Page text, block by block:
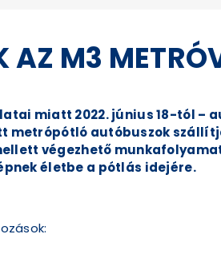
AZ M3
miatt 2022. június 18-tól –
metrópótló autóbuszok
végezhető
életbe a pótlás idejére.